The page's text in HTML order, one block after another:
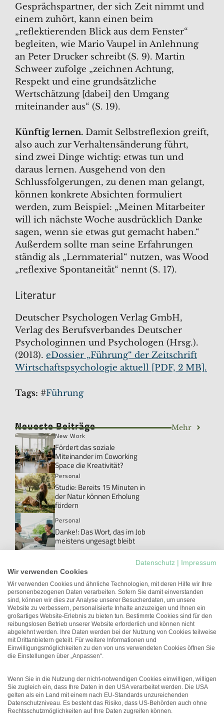
Gesprächspartner, der sich Zeit nimmt und
einem zuhört, kann einen beim
„reflektierenden Blick aus dem Fenster“
begleiten, wie Mario Vaupel in Anlehnung
an Peter Drucker schreibt (S. 9). Martin
Schweer zufolge „zeichnen Achtung,
Respekt und eine grundsätzliche
Wertschätzung [dabei] den Umgang
miteinander aus“ (S. 19).
Künftig lernen. Damit Selbstreflexion greift,
also auch zur Verhaltensänderung führt,
sind zwei Dinge wichtig: etwas tun und
daraus lernen. Ausgehend von den
Schlussfolgerungen, zu denen man gelangt,
können konkrete Absichten formuliert
werden, zum Beispiel: „Meinen Mitarbeiter
will ich nächste Woche ausdrücklich Danke
sagen, wenn sie etwas gut gemacht haben.“
Außerdem sollte man seine Erfahrungen
ständig als „Lernmaterial“ nutzen, was Wood
„reflexive Spontaneität“ nennt (S. 17).
Literatur
Deutscher Psychologen Verlag GmbH,
Verlag des Berufsverbandes Deutscher
Psychologinnen und Psychologen (Hrsg.).
(2013). eDossier „Führung“ der Zeitschrift
Wirtschaftspsychologie aktuell [PDF, 2 MB].
Tags: #Führung
Neueste Beiträge Mehr
New Work
Fördert das soziale
Miteinander im Coworking
Space die Kreativität?
Personal
Studie: Bereits 15 Minuten in
der Natur können Erholung
fördern
Personal
Danke!: Das Wort, das im Job
meistens ungesagt bleibt
Studie: Workations können die
Arbeitgeberattraktivität
erhöhen
Führung
Unterschätztes Potenzial:
Führungskräfte mit
gesundheitlichen
Einschränkungen
Personal
Studie: Bystander-Trainings
senken
Datenschutz
Impressum
Wir verwenden Cookies
Wir verwenden Cookies und ähnliche Technologien, mit deren Hilfe wir Ihre
personenbezogenen Daten verarbeiten. Sofern Sie damit einverstanden
sind, können wir dies zur Analyse unserer Besucherdaten, um unsere
Website zu verbessern, personalisierte Inhalte anzuzeigen und Ihnen ein
großartiges Website-Erlebnis zu bieten tun. Bestimmte Cookies sind für den
reibungslosen Betrieb unserer Website erforderlich und können nicht
abgelehnt werden. Ihre Daten werden bei der Nutzung von Cookies teilweise
mit Drittanbietern geteilt. Für weitere Informationen und
Einwilligungsmöglichkeiten zu den von uns verwendeten Cookies öffnen Sie
die Einstellungen über „Anpassen“.
Wenn Sie in die Nutzung der nicht-notwendigen Cookies einwilligen, willigen
Sie zugleich ein, dass Ihre Daten in den USA verarbeitet werden. Die USA
gelten als ein Land mit einem nach EU-Standards unzureichenden
Datenschutzniveau. Es besteht das Risiko, dass US-Behörden auch ohne
Rechtsschutzmöglichkeiten auf Ihre Daten zugreifen können.